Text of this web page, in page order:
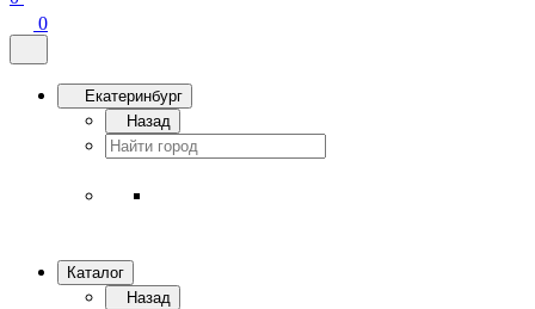
0
Екатеринбург
Назад
Каталог
Назад